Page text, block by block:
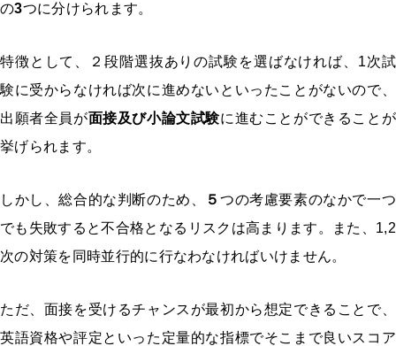
の3つに分けられます。
特徴として、２段階選抜ありの試験を選ばなければ、1次試
験に受からなければ次に進めないといったことがないので、
出願者全員が面接及び小論文試験に進むことができることが
挙げられます。
しかし、総合的な判断のため、 ５つの考慮要素のなかで一つ
でも失敗すると不合格となるリスクは高まります。また、1,2
次の対策を同時並行的に行なわなければいけません。
ただ、面接を受けるチャンスが最初から想定できることで、
英語資格や評定といった定量的な指標でそこまで良いスコア